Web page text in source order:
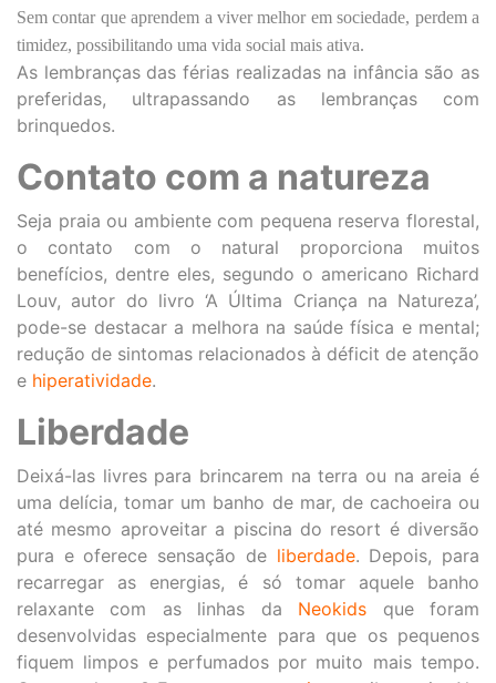
Sem contar que aprendem a viver melhor em sociedade, perdem a
timidez, possibilitando uma vida social mais ativa.
As lembranças das férias realizadas na infância são as
preferidas, ultrapassando as lembranças com
brinquedos.
Contato com a natureza
Seja praia ou ambiente com pequena reserva florestal,
o contato com o natural proporciona muitos
benefícios, dentre eles, segundo o americano Richard
Louv, autor do livro ‘A Última Criança na Natureza’,
pode-se destacar a melhora na saúde física e mental;
redução de sintomas relacionados à déficit de atenção
e hiperatividade.
Liberdade
Deixá-las livres para brincarem na terra ou na areia é
uma delícia, tomar um banho de mar, de cachoeira ou
até mesmo aproveitar a piscina do resort é diversão
pura e oferece sensação de liberdade. Depois, para
recarregar as energias, é só tomar aquele banho
relaxante com as linhas da Neokids que foram
desenvolvidas especialmente para que os pequenos
fiquem limpos e perfumados por muito mais tempo.